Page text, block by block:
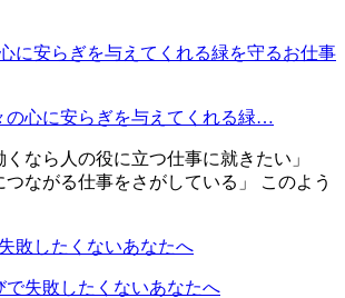
の心に安らぎを与えてくれる緑…
くなら人の役に立つ仕事に就きたい」
つながる仕事をさがしている」 このよう
で失敗したくないあなたへ